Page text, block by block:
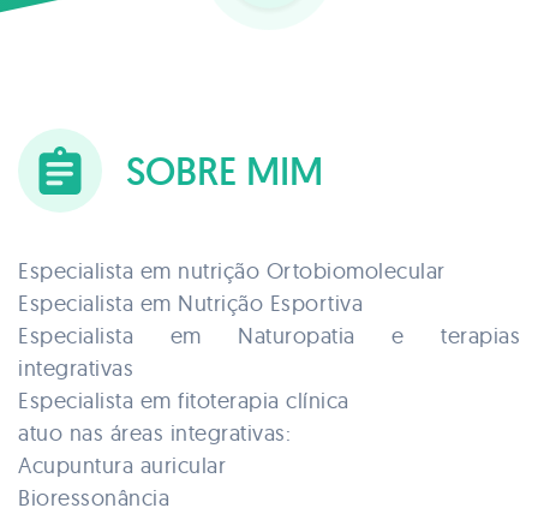
SOBRE MIM
Especialista em nutrição Ortobiomolecular
Especialista em Nutrição Esportiva
Especialista em Naturopatia e terapias
integrativas
Especialista em fitoterapia clínica
atuo nas áreas integrativas:
Acupuntura auricular
Bioressonância